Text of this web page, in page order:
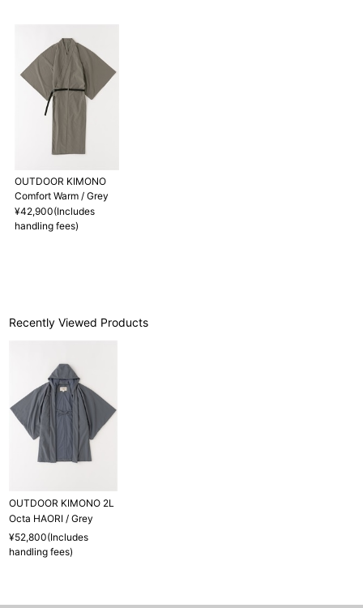
※フード計測位置は縦横最長部分
1 寸法は鯨尺（くじらじゃく）寸法です。もともと鯨のひげで作
られた道具で測っていたので鯨尺と言います。
単位：１尺＝約38cm １寸＝約3.8cm １分＝約0.38cm
2 鯨尺寸法となりますので上表の cm はおおよその長さとなりま
OUTDOOR KIMONO
Comfort Warm / Grey
¥42,900(Includes
handling fees)
Recently Viewed Products
OUTDOOR KIMONO 2L
Octa HAORI / Grey
¥52,800(Includes
handling fees)